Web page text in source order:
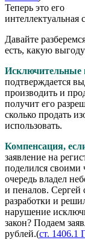
Теперь это его
интеллектуальная
Давайте
есть, какую
Исключительные
подтверждается
производить и
получит его
сколько продать
использовать.
Компенсация,
заявление на
поделился своими
очередь владел
и пеналов. Сергей
разработки и
нарушение
закон? Подаем
рублей.(ст. 1406.1